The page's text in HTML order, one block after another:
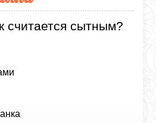
считается сытным?